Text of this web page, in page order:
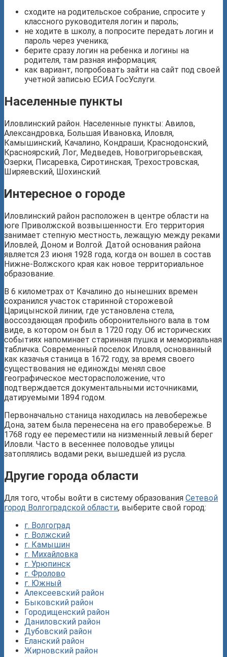
сходите на родительское собрание, спросите у
классного руководителя логин и пароль;
не ходите в школу, а попросите передать логин и
пароль через ученика;
берите сразу логин на ребенка и логины на
родителя, там разная информация;
как вариант, попробовать зайти на сайт под своей
учетной записью ЕСИА ГосУслуги.
Населенные пункты
Иловлинский район. Населенные пункты: Авилов,
Александровка, Большая Ивановка, Иловля,
Камышинский, Качалино, Кондраши, Краснодонский,
Красноярский, Лог, Медведев, Новогригорьевская,
Озерки, Писаревка, Сиротинская, Трехостровская,
Ширяевский, Шохинский.
Интересное о городе
Иловлинский район расположен в центре области на
юге Приволжской возвышенности. Его территория
занимает степную местность, лежащую между реками
Иловлей, Доном и Волгой. Датой основания района
является 23 июня 1928 года, когда он вошел в состав
Нижне-Волжского края как новое территориальное
образование.
В 6 километрах от Качалино до нынешних времен
сохранился участок старинной сторожевой
Царицынской линии, где установлена стела,
воссоздающая профиль оборонительного вала в том
виде, в котором он был в 1720 году. Об исторических
событиях напоминает старинная пушка и мемориальная
табличка. Современный поселок Иловля, основанный
как казачья станица в 1672 году, за время своего
существования не единожды менял свое
географическое месторасположение, что
подтверждается документальными источниками,
датируемыми 1894 годом.
Первоначально станица находилась на левобережье
Дона, затем была перенесена на его правобережье. В
1768 году ее переместили на низменный левый берег
Иловли. Часто в весеннее половодье улицы
затоплялись водами реки, вышедшей из русла.
Другие города области
Для того, чтобы войти в систему образования Сетевой
город Волгоградской области, выберите свой город:
г. Волгоград
г. Волжский
г. Камышин
г. Михайловка
г. Урюпинск
г. Фролово
г. Южный
Алексеевский район
Быковский район
Городищенский район
Даниловский район
Дубовский район
Еланский район
Жирновский район